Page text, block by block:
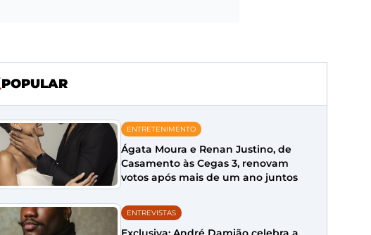
POPULAR
ENTRETENIMENTO
Ágata Moura e Renan Justino, de
Casamento às Cegas 3, renovam
votos após mais de um ano juntos
ENTREVISTAS